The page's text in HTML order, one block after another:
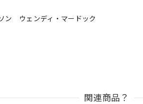
ン ウェンディ・マードック
関連商品？